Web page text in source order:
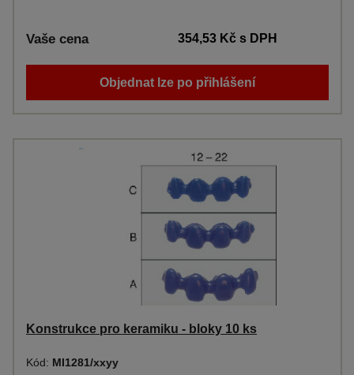
Vaše cena 354,53 Kčs DPH
Objednat lze po přihlášení
Konstrukce pro keramiku - bloky 10 ks
Kód: MI1281/xxyy